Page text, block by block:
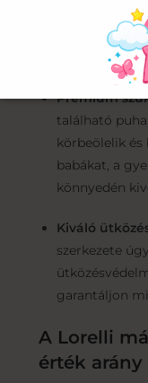
fékezés
energiát.
Prémium
található
körbeölelik
babákat, a
könnyedén
Kiváló
szerkezete
garantáljon
A Lorelli
érték arány